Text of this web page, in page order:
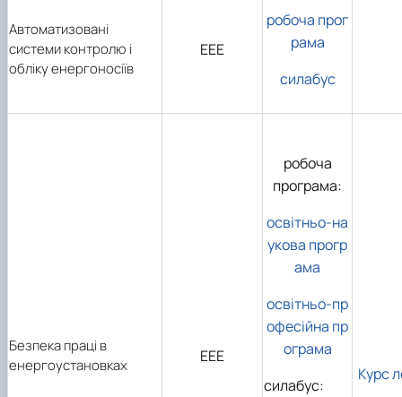
Автоматизовані
системи контролю і
обліку енергоносіїв
ЕЕЕ
робоча прог
рама
силабус
Безпека праці в
енергоустановках
ЕЕЕ
робоча
програма:
освітньо-на
укова прогр
ама
освітньо-пр
офесійна пр
ограма
силабус:
Курс